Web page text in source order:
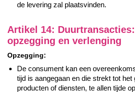
de levering zal plaatsvinden.
Artikel 14:
opzegging en verlenging
Opzegging:
De consument kan een
tijd is aangegaan en die strekt tot
producten of diensten, te allen tijde